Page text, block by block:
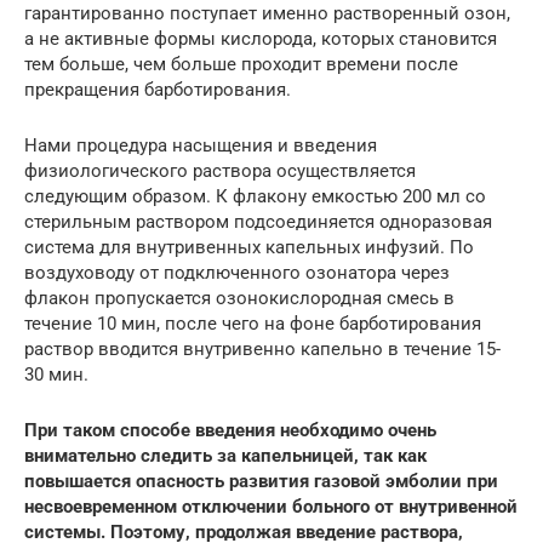
гарантированно поступает именно растворенный озон,
а не активные формы кислорода, которых становится
тем больше, чем больше проходит времени после
прекращения барботирования.
Нами процедура насыщения и введения
физиологического раствора осуществляется
следующим образом. К флакону емкостью 200 мл со
стерильным раствором подсоединяется одноразовая
система для внутривенных капельных инфузий. По
воздуховоду от подключенного озонатора через
флакон пропускается озонокислородная смесь в
течение 10 мин, после чего на фоне барботирования
раствор вводится внутривенно капельно в течение 15-
30 мин.
При таком способе введения необходимо очень
внимательно следить за капельницей, так как
повышается опасность развития газовой эмболии при
несвоевременном отключении больного от внутривенной
системы. Поэтому, продолжая введение раствора,